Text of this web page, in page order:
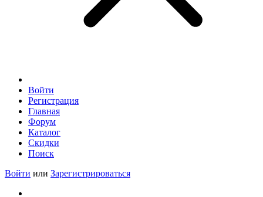
Войти
Регистрация
Главная
Форум
Каталог
Скидки
Поиск
Войти или Зарегистрироваться